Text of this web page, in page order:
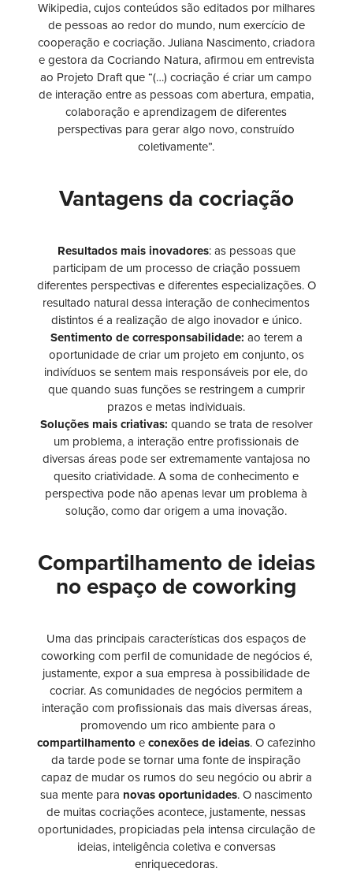
Wikipedia, cujos conteúdos são editados por milhares
de pessoas ao redor do mundo, num exercício de
cooperação e cocriação. Juliana Nascimento, criadora
e gestora da Cocriando Natura, afirmou em entrevista
ao Projeto Draft que “(…) cocriação é criar um campo
de interação entre as pessoas com abertura, empatia,
colaboração e aprendizagem de diferentes
perspectivas para gerar algo novo, construído
coletivamente”.
Vantagens da cocriação
Resultados mais inovadores: as pessoas que
participam de um processo de criação possuem
diferentes perspectivas e diferentes especializações. O
resultado natural dessa interação de conhecimentos
distintos é a realização de algo inovador e único.
Sentimento de corresponsabilidade: ao terem a
oportunidade de criar um projeto em conjunto, os
indivíduos se sentem mais responsáveis por ele, do
que quando suas funções se restringem a cumprir
prazos e metas individuais.
Soluções mais criativas: quando se trata de resolver
um problema, a interação entre profissionais de
diversas áreas pode ser extremamente vantajosa no
quesito criatividade. A soma de conhecimento e
perspectiva pode não apenas levar um problema à
solução, como dar origem a uma inovação.
Compartilhamento de ideias
no espaço de coworking
Uma das principais características dos espaços de
coworking com perfil de comunidade de negócios é,
justamente, expor a sua empresa à possibilidade de
cocriar. As comunidades de negócios permitem a
interação com profissionais das mais diversas áreas,
promovendo um rico ambiente para o
compartilhamento e conexões de ideias. O cafezinho
da tarde pode se tornar uma fonte de inspiração
capaz de mudar os rumos do seu negócio ou abrir a
sua mente para novas oportunidades. O nascimento
de muitas cocriações acontece, justamente, nessas
oportunidades, propiciadas pela intensa circulação de
ideias, inteligência coletiva e conversas
enriquecedoras.